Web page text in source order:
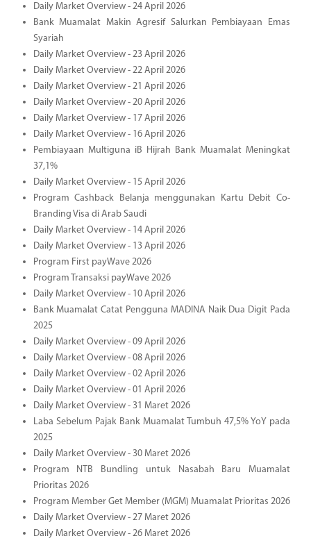
Daily Market Overview - 24 April 2026
Bank Muamalat Makin Agresif Salurkan Pembiayaan Emas
Syariah
Daily Market Overview - 23 April 2026
Daily Market Overview - 22 April 2026
Daily Market Overview - 21 April 2026
Daily Market Overview - 20 April 2026
Daily Market Overview - 17 April 2026
Daily Market Overview - 16 April 2026
Pembiayaan Multiguna iB Hijrah Bank Muamalat Meningkat
37,1%
Daily Market Overview - 15 April 2026
Program Cashback Belanja menggunakan Kartu Debit Co-
Branding Visa di Arab Saudi
Daily Market Overview - 14 April 2026
Daily Market Overview - 13 April 2026
Program First payWave 2026
Program Transaksi payWave 2026
Daily Market Overview - 10 April 2026
Bank Muamalat Catat Pengguna MADINA Naik Dua Digit Pada
2025
Daily Market Overview - 09 April 2026
Daily Market Overview - 08 April 2026
Daily Market Overview - 02 April 2026
Daily Market Overview - 01 April 2026
Daily Market Overview - 31 Maret 2026
Laba Sebelum Pajak Bank Muamalat Tumbuh 47,5% YoY pada
2025
Daily Market Overview - 30 Maret 2026
Program NTB Bundling untuk Nasabah Baru Muamalat
Prioritas 2026
Program Member Get Member (MGM) Muamalat Prioritas 2026
Daily Market Overview - 27 Maret 2026
Daily Market Overview - 26 Maret 2026